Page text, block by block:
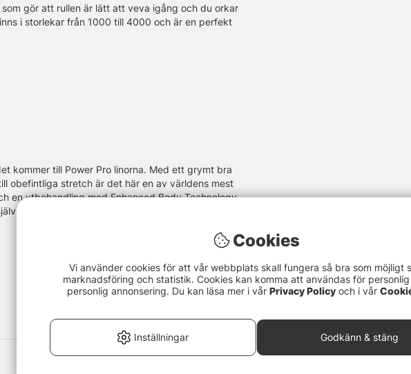
gör att rullen är lätt att veva igång och du orkar
i storlekar från 1000 till 4000 och är en perfekt
kommer till Power Pro linorna. Med ett grymt bra
obefintliga stretch är det här en av världens mest
en ytbehandling med Enhanced Body Technology
och se varför det är varje fiskares dröm och
Cookies
Vi använder cookies för att vår webbplats skall fungera så bra som möjligt
marknadsföring och statistik. Cookies kan komma att användas för
personlig annonsering. Du kan läsa mer i vår Privacy Policy och i vår
Inställningar Godkänn & stäng